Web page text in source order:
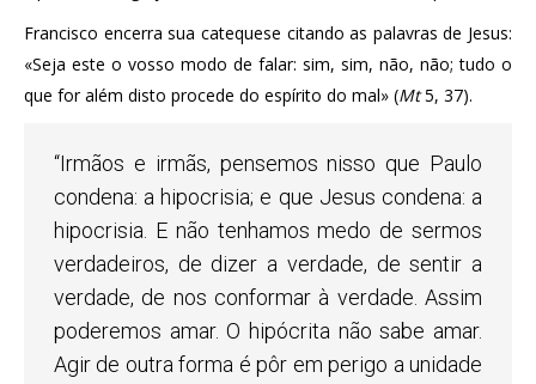
Francisco encerra sua catequese citando as palavras de Jesus:
«Seja este o vosso modo de falar: sim, sim, não, não; tudo o
que for além disto procede do espírito do mal» (Mt5, 37).
“Irmãos e irmãs, pensemos nisso que Paulo
condena: a hipocrisia; e que Jesus condena: a
hipocrisia. E não tenhamos medo de sermos
verdadeiros, de dizer a verdade, de sentir a
verdade, de nos conformar à verdade. Assim
poderemos amar. O hipócrita não sabe amar.
Agir de outra forma é pôr em perigo a unidade